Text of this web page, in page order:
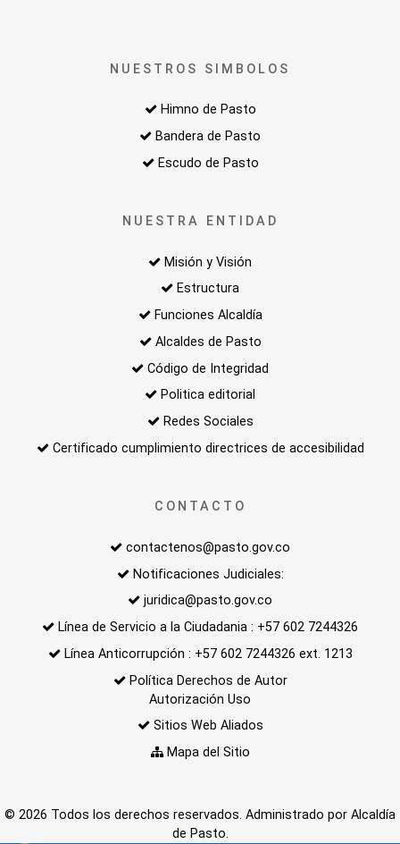
NUESTROS SIMBOLOS
Himno de Pasto
Bandera de Pasto
Escudo de Pasto
NUESTRA ENTIDAD
Misión y Visión
Estructura
Funciones Alcaldía
Alcaldes de Pasto
Código de Integridad
Politica editorial
Redes Sociales
Certificado cumplimiento directrices de accesibilidad
CONTACTO
contactenos@pasto.gov.co
Notificaciones Judiciales:
juridica@pasto.gov.co
Línea de Servicio a la Ciudadania : +57 602 7244326
Línea Anticorrupción : +57 602 7244326 ext. 1213
Política Derechos de Autor
Autorización Uso
Sitios Web Aliados
Mapa del Sitio
© 2026 Todos los derechos reservados. Administrado por Alcaldía
de Pasto.